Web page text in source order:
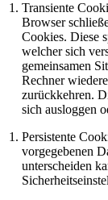
Transiente
Browser
Cookies. Diese
welcher sich
gemeinsamen
Rechner
zurückkehren.
sich ausloggen
Persistente
vorgegebenen
unterscheiden